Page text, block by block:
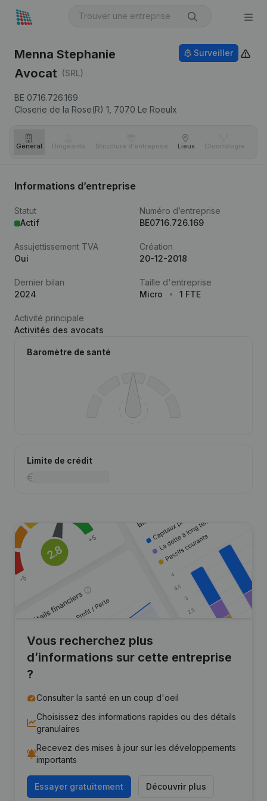
Menna Stephanie
Avocat (SRL)
BE 0716.726.169
Closerie de la Rose(R) 1, 7070 Le Roeulx
Surveiller
Général Dirigeants Structure d'entreprise Lieux Chronologie
Informations d’entreprise
Statut
Actif
Numéro d’entreprise
BE0716.726.169
Assujettissement TVA
Oui
Création
20-12-2018
Dernier bilan
2024
Taille d'entreprise
Micro
1 FTE
Activité principale
Activités des avocats
Baromètre de santé
Limite de crédit
Vous recherchez plus
d’informations sur cette entreprise
?
Consulter la santé en un coup d'oeil
Choisissez des informations rapides ou des détails
granulaires
Recevez des mises à jour sur les développements
importants
Essayer gratuitement Découvrir plus